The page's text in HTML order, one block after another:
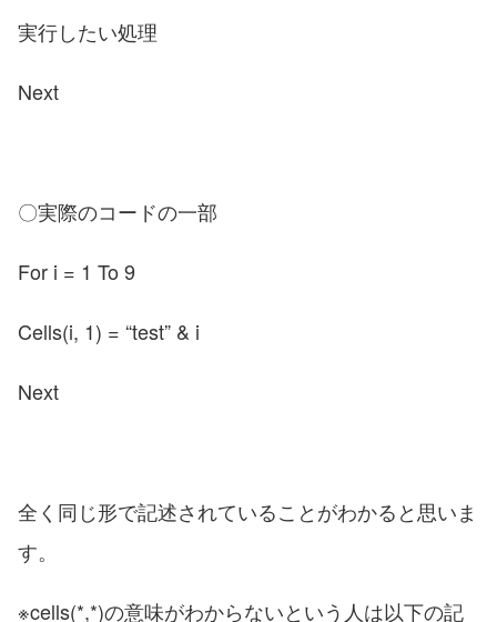
実行したい処理
Next
〇実際のコードの一部
For i = 1 To 9
Cells(i, 1) = “test” & i
Next
全く同じ形で記述されていることがわかると思いま
す。
※cells(*,*)の意味がわからないという人は以下の記